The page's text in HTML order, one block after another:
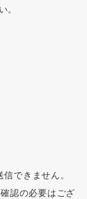
できません。
認の必要はござ